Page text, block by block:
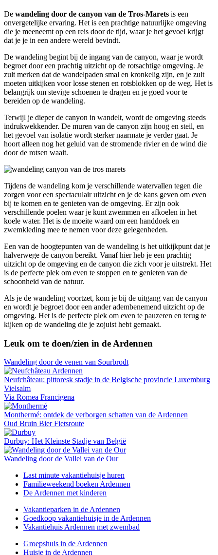
De wandeling door de canyon van de Tros-Marets is een
onvergetelijke ervaring. Het is een prachtige natuurlijke omgeving
die je meeneemt op een reis door de tijd, waar je het gevoel krijgt
dat je je in een andere wereld bevindt.
De wandeling begint bij de ingang van de canyon, waar je wordt
begroet door een prachtig uitzicht op de rotsachtige omgeving. Je
zult merken dat de wandelpaden smal en kronkelig zijn, en je zult
moeten uitkijken voor losse stenen en rotsblokken op de weg. Het is
belangrijk om stevige schoenen te dragen en je goed voor te
bereiden op de wandeling.
Terwijl je dieper de canyon in wandelt, wordt de omgeving steeds
indrukwekkender. De muren van de canyon zijn hoog en steil, en
het gevoel van isolatie wordt sterker naarmate je verder gaat. Je
hoort alleen nog het geluid van de stromende rivier en de wind die
door de rotsen waait.
Tijdens de wandeling kom je verschillende watervallen tegen die
zorgen voor een spectaculair uitzicht en je de kans geven om even
bij te komen en te genieten van de omgeving. Er zijn ook
verschillende poelen waar je kunt zwemmen en afkoelen in het
koele water. Het is de moeite waard om een handdoek en
zwemkleding mee te nemen voor deze gelegenheden.
Een van de hoogtepunten van de wandeling is het uitkijkpunt dat je
halverwege de canyon bereikt. Vanaf hier heb je een prachtig
uitzicht op de omgeving en de canyon die zich voor je uitstrekt. Het
is de perfecte plek om even te stoppen en te genieten van de
schoonheid van de natuur.
Als je de wandeling voortzet, kom je bij de uitgang van de canyon
en wordt je begroet door een ander adembenemend uitzicht op de
omgeving. Het is de perfecte plek om even te pauzeren en terug te
kijken op de wandeling die je zojuist hebt gemaakt.
Leuk om te doen/zien in de Ardennen
Wandeling door de venen van Sourbrodt
Neufchâteau: pittoresk stadje in de Belgische provincie Luxemburg
Vielsalm
Via Romea Francigena
Monthermé: ontdek de verborgen schatten van de Ardennen
Oud Bruin Bier Fietsroute
Durbuy: Het Kleinste Stadje van België
Wandeling door de Vallei van de Our
Last minute vakantiehuisje huren
Familieweekend boeken Ardennen
De Ardennen met kinderen
Vakantieparken in de Ardennen
Goedkoop vakantiehuisje in de Ardennen
Vakantiehuis Ardennen met zwembad
Groepshuis in de Ardennen
Huisje in de Ardennen